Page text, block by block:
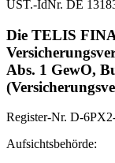
UST.-IdNr. DE
Die TELIS
Abs. 1 GewO,
Register-Nr. D-
Aufsichtsbehörde: